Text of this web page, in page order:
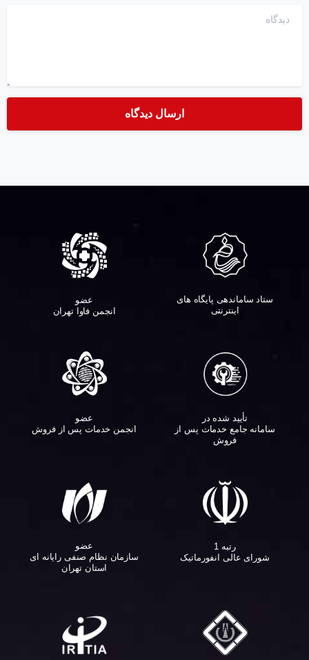
دیدگاه
ستاد ساماندهی پایگاه های
اینترنتی
عضو
انجمن فاوا تهران
تأیید شده در
سامانه جامع خدمات پس از
فروش
عضو
انجمن خدمات پس از فروش
رتبه 1
شورای عالی انفورماتیک
عضو
سازمان نظام صنفی رایانه ای
استان تهران